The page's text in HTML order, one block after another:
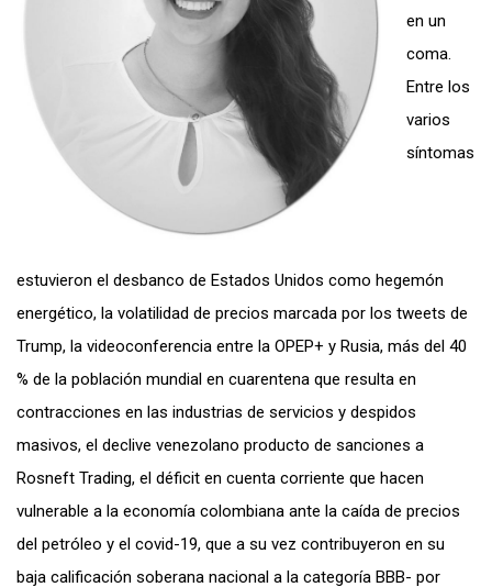
en un
coma.
Entre los
varios
síntomas
estuvieron el desbanco de Estados Unidos como hegemón
energético, la volatilidad de precios marcada por los tweets de
Trump, la videoconferencia entre la OPEP+ y Rusia, más del 40
% de la población mundial en cuarentena que resulta en
contracciones en las industrias de servicios y despidos
masivos, el declive venezolano producto de sanciones a
Rosneft Trading, el déficit en cuenta corriente que hacen
vulnerable a la economía colombiana ante la caída de precios
del petróleo y el covid-19, que a su vez contribuyeron en su
baja calificación soberana nacional a la categoría BBB- por